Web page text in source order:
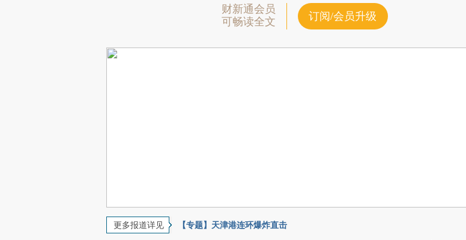
财新通会员
可畅读全文
订阅/会员升级
更多报道详见 【专题】天津港连环爆炸直击